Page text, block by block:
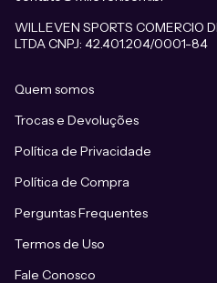
WILLEVEN SPORTS COMERCIO
LTDA CNPJ: 42.401.204/0001-84
Quem somos
Trocas e Devoluções
Política de Privacidade
Política de Compra
Perguntas Frequentes
Termos de Uso
Fale Conosco